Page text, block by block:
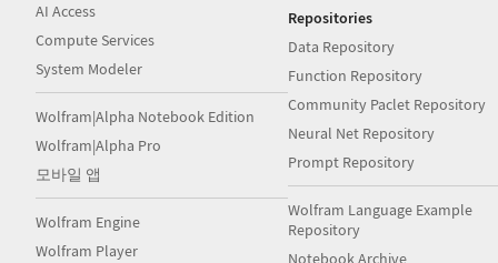
AI Access
Compute Services
System Modeler
Wolfram|Alpha Notebook Edition
Wolfram|Alpha Pro
모바일 앱
Wolfram Engine
Wolfram Player
Repositories
Data Repository
Function Repository
Community Paclet Repository
Neural Net Repository
Prompt Repository
Wolfram Language Example
Repository
Notebook Archive